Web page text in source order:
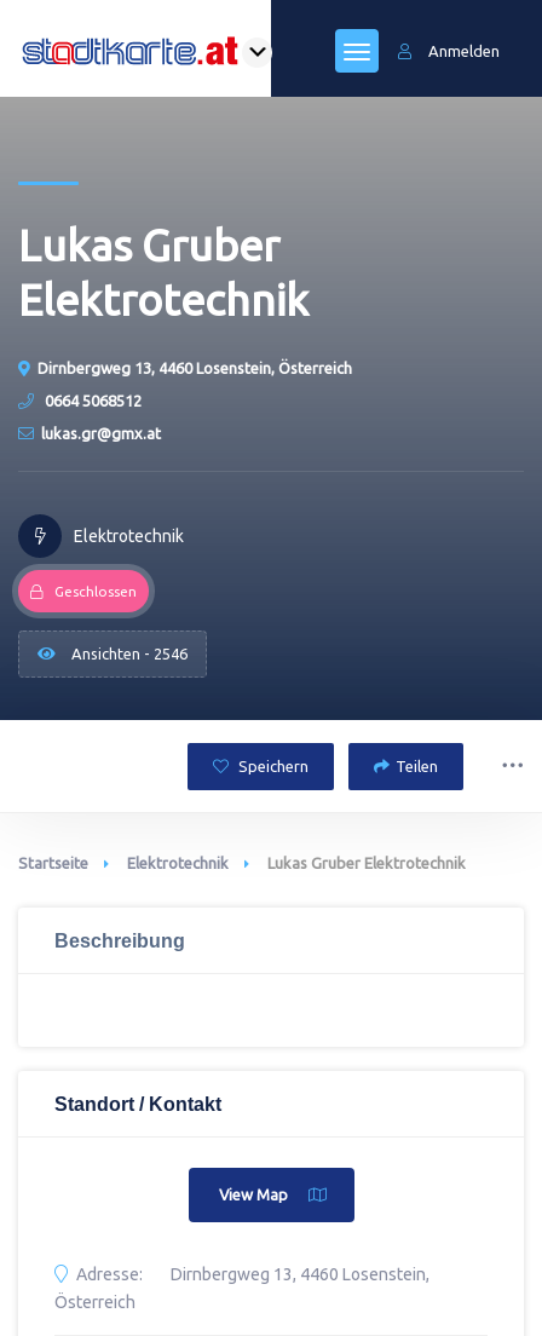
Anmelden
Lukas Gruber
Elektrotechnik
Dirnbergweg 13, 4460 Losenstein, Österreich
0664 5068512
lukas.gr@gmx.at
Elektrotechnik
Geschlossen
Ansichten - 2546
Speichern Teilen
Startseite Elektrotechnik Lukas Gruber Elektrotechnik
Beschreibung
Standort / Kontakt
View Map
Adresse:
Dirnbergweg 13, 4460 Losenstein,
Österreich